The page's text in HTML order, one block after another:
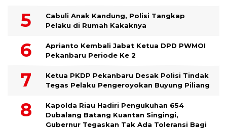
Cabuli Anak Kandung, Polisi Tangkap
Pelaku di Rumah Kakaknya
Aprianto Kembali Jabat Ketua DPD PWMOI
Pekanbaru Periode Ke 2
Ketua PKDP Pekanbaru Desak Polisi Tindak
Tegas Pelaku Pengeroyokan Buyung Piliang
Kapolda Riau Hadiri Pengukuhan 654
Dubalang Batang Kuantan Singingi,
Gubernur Tegaskan Tak Ada Toleransi Bagi